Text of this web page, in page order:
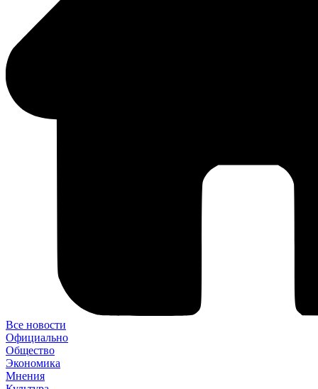
Все новости
Официально
Общество
Экономика
Мнения